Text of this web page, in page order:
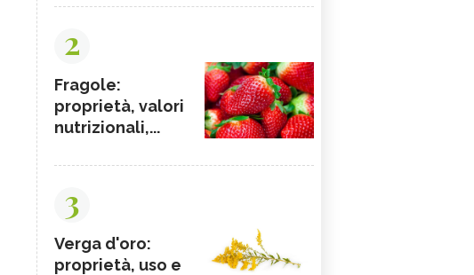
2
Fragole:
proprietà, valori
nutrizionali,...
3
Verga d'oro:
proprietà, uso e